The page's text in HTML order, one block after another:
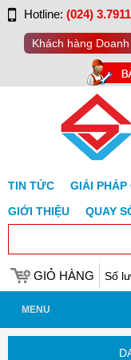
Hotline: (024)
Khách hàng
TIN TỨC GIẢI PHÁP
GIỚI THIỆU
QUAY
GIỎ HÀNG Số
MENU